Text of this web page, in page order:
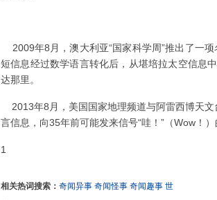
2009年8月，澳大利亚“国家科学周”推出了一
短信息经过数学语言转化后，从堪培拉太空信息
达那里。
2013年8月，美国国家地理频道与阿雷西博天
言信息，向35年前可能发来信号“哇！”（Wow！）
1
相关热词搜索： 奇闻异事 奇闻怪事 奇闻趣事 世